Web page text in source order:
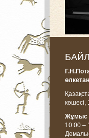
көшесі,
Жұмыс
10:00 –